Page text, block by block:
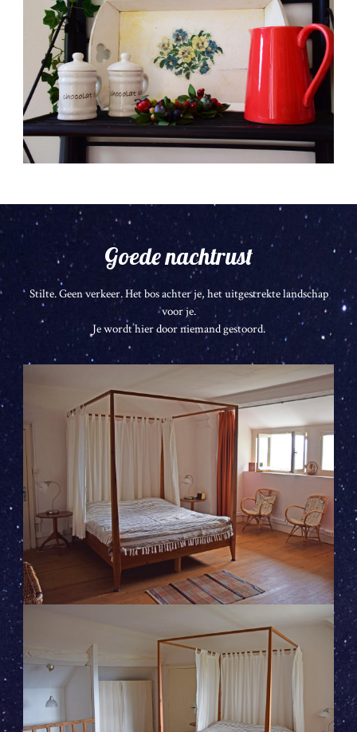
Goede nachtrust
Stilte. Geen verkeer. Het bos achter je, het uitgestrekte landschap
voor je.
Je wordt hier door niemand gestoord.